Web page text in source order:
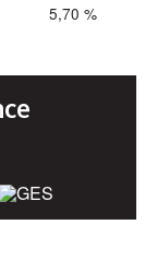
5,70 %